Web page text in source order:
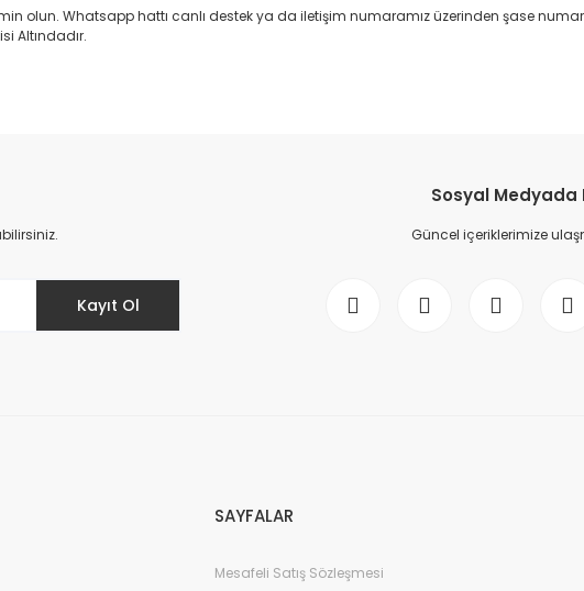
olun. Whatsapp hattı canlı destek ya da iletişim numaramız üzerinden şase
Altındadır.
Kayıt Ol
Sosyal Medyada
Güncel içeriklerimize
SAYFALAR
Mesafeli Satış Sözleşmesi